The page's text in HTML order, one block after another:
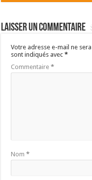
Laisser un commentaire
Votre adresse e-mail ne
sont indiqués avec*
Commentaire*
Nom*